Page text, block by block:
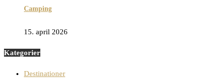
Camping
15. april 2026
Kategorier
Destinationer